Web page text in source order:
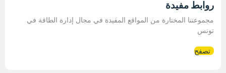
روابط مفيدة
مجموعتنا المختارة من المواقع المفيدة في مجال إدارة الطاقة في
تونس
تصفح